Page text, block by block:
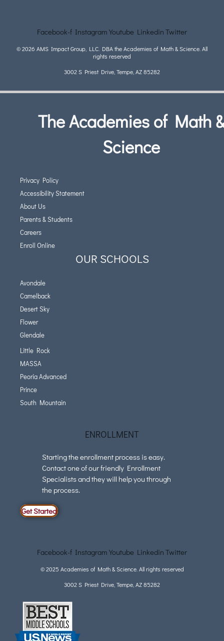
Facebook-f Instagram Youtube Linkedin Twitter
© 2026 AMS Impact Group, LLC. DBA the Academies of Math & Science. All
rights reserved
3002 S Priest Drive, Tempe, AZ 85282
The Academies of Math &
Science
Privacy Policy
Accessibility Statement
About Us
Parents & Students
Careers
Enroll Online
OUR SCHOOLS
Avondale
Camelback
Desert Sky
Flower
Glendale
Little Rock
MASSA
Peoria Advanced
Prince
South Mountain
ENROLLMENT
Starting the enrollment process is easy.
Contact one of our friendly Enrollment
Specialists and they will help you through
the process.
Get Started
Facebook-f Instagram Youtube Linkedin Twitter
© 2025 Academies of Math & Science. All rights reserved
3002 S Priest Drive, Tempe, AZ 85282